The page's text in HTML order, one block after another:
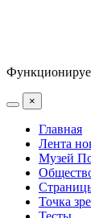
×
Главная
Лента
Музей
Точка